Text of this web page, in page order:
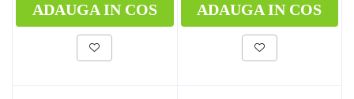
ADAUGA IN COS ADAUGA IN COS